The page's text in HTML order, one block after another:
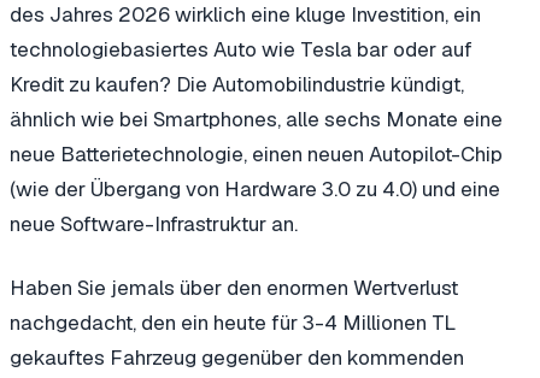
des Jahres 2026 wirklich eine kluge Investition, ein
technologiebasiertes Auto wie Tesla bar oder auf
Kredit zu kaufen? Die Automobilindustrie kündigt,
ähnlich wie bei Smartphones, alle sechs Monate eine
neue Batterietechnologie, einen neuen Autopilot-Chip
(wie der Übergang von Hardware 3.0 zu 4.0) und eine
neue Software-Infrastruktur an.
Haben Sie jemals über den enormen Wertverlust
nachgedacht, den ein heute für 3-4 Millionen TL
gekauftes Fahrzeug gegenüber den kommenden